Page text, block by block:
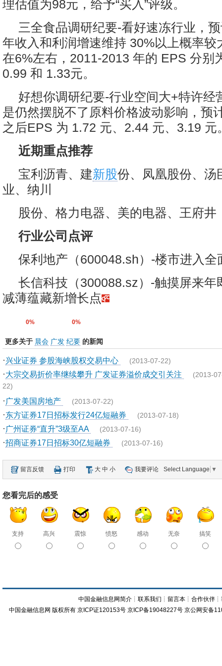
理估值为98元，给予“买入”评级。
三全食品调研纪要-看好速冻行业，
年收入和利润增速维持 30%以上概率较
在6%左右，2011-2013 年的 EPS 分别
0.99 和 1.33元。
好想你调研纪要-行业空间大+特许经
是仍然摆脱不了原料价格波动影响，预
之后EPS 为 1.72 元、2.44 元、3.19 元
近期重点推荐
宝利沥青、建新股份、凤凰股份、汤
业、纳川
股份、格力电器、美的电器、王府井
行业公司点评
保利地产（600048.sh）-楼市进入全
长信科技（300088.sz）-触摸屏来年
减薄蕴藏新增长点
0% 0%
更多关于 晨会 广发 纪要 的新闻
·兴业证券 参股海峡股权交易中心 (2013-07-22)
·大宗交易折价率继续攀升 广发证券溢价成交引关注 (2013-
22)
· 广发美国房地产 (2013-07-22)
·东方证券17日招标发行24亿短融券 (2013-07-18)
· 广州证券“直升”3级至AA (2013-07-16)
·招商证券17日招标30亿短融券 (2013-07-16)
留言反馈 打印 大 中 小 我要评论 Select Language ▼
您看完后的感受
支持 高兴 震惊 愤怒 感动 无奈 搞笑
中国金融信息网简介 ┊联系我们 ┊ 留言本 ┊合作伙伴 ┊
中国金融信息网 版权所有 京ICP证120153号 京ICP备19048227号 京公网安备